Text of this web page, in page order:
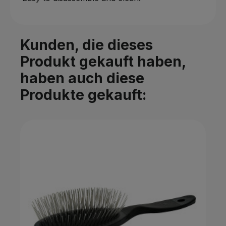
Kunden, die dieses
Produkt gekauft haben,
haben auch diese
Produkte gekauft: